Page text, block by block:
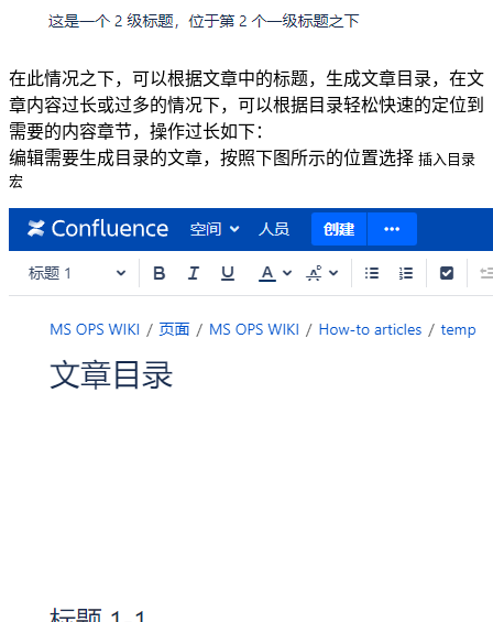
在此情况之下，可以根据文章中的标题，生成文章目录，在文
章内容过长或过多的情况下，可以根据目录轻松快速的定位到
需要的内容章节，操作过长如下：
编辑需要生成目录的文章，按照下图所示的位置选择 插入目录
宏